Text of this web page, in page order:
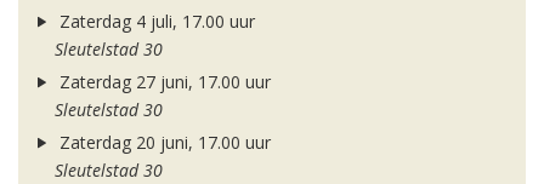
Zaterdag 4 juli, 17.00 uur
Sleutelstad 30
Zaterdag 27 juni, 17.00 uur
Sleutelstad 30
Zaterdag 20 juni, 17.00 uur
Sleutelstad 30